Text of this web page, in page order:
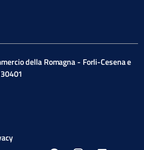
della Romagna - Forli-Cesena e